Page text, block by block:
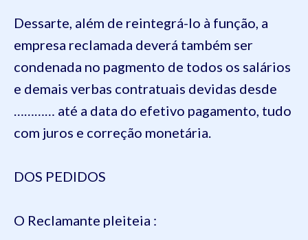
Dessarte, além de reintegrá-lo à função, a
empresa reclamada deverá também ser
condenada no pagmento de todos os salários
e demais verbas contratuais devidas desde
………… até a data do efetivo pagamento, tudo
com juros e correção monetária.
DOS PEDIDOS
O Reclamante pleiteia :